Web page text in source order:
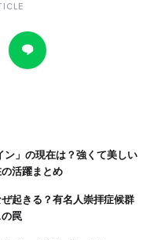
活躍まとめ
罠